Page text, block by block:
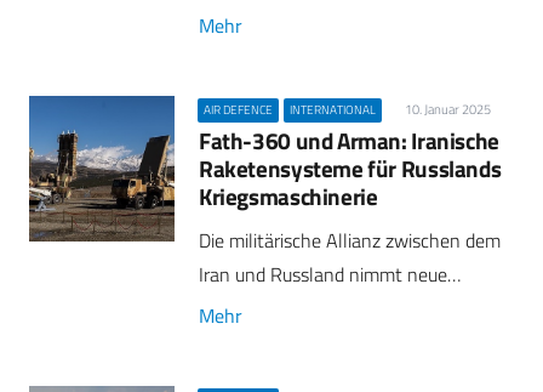
Mehr
AIR DEFENCE INTERNATIONAL 10. Januar 2025
Fath-360 und Arman: Iranische
Raketensysteme für Russlands
Kriegsmaschinerie
Die militärische Allianz zwischen dem
Iran und Russland nimmt neue…
Mehr